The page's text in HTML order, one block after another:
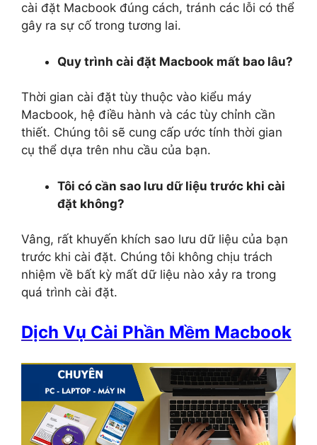
cài đặt Macbook đúng cách, tránh các lỗi có thể
gây ra sự cố trong tương lai.
Quy trình cài đặt Macbook mất bao lâu?
Thời gian cài đặt tùy thuộc vào kiểu máy
Macbook, hệ điều hành và các tùy chỉnh cần
thiết. Chúng tôi sẽ cung cấp ước tính thời gian
cụ thể dựa trên nhu cầu của bạn.
Tôi có cần sao lưu dữ liệu trước khi cài
đặt không?
Vâng, rất khuyến khích sao lưu dữ liệu của bạn
trước khi cài đặt. Chúng tôi không chịu trách
nhiệm về bất kỳ mất dữ liệu nào xảy ra trong
quá trình cài đặt.
Dịch Vụ Cài Phần Mềm Macbook